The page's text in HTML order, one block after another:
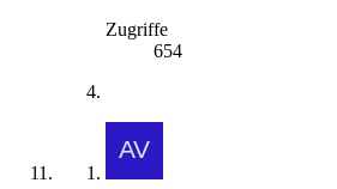
Zugriffe
654